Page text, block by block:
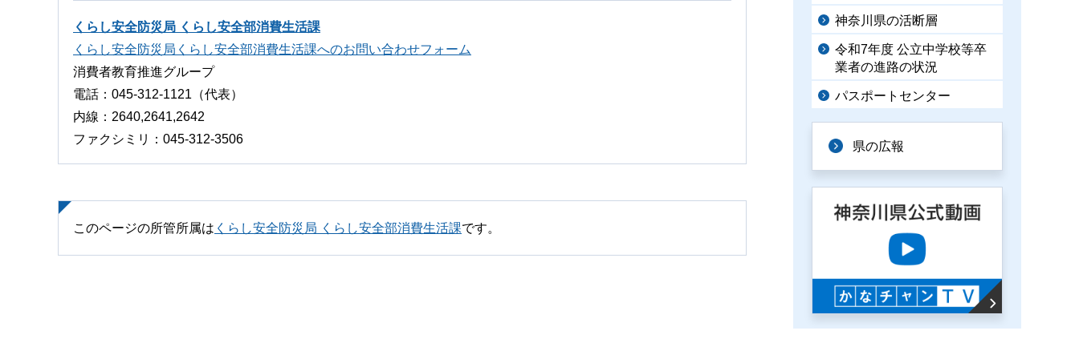
くらし安全防災局 くらし安全部消費生活課
くらし安全防災局くらし安全部消費生活課へのお問い合わせフォーム
消費者教育推進グループ
電話：045-312-1121（代表）
内線：2640,2641,2642
ファクシミリ：045-312-3506
このページの所管所属は くらし安全防災局 くらし安全部消費生活課です。
神奈川県の活断層
令和7年度 公立中学校等卒
業者の進路の状況
パスポートセンター
県の広報